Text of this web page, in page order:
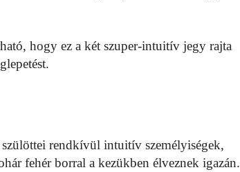
hogy ez a két szuper-intuitív jegy rajta
rendkívül intuitív személyiségek,
fehér borral a kezükben élveznek igazán.